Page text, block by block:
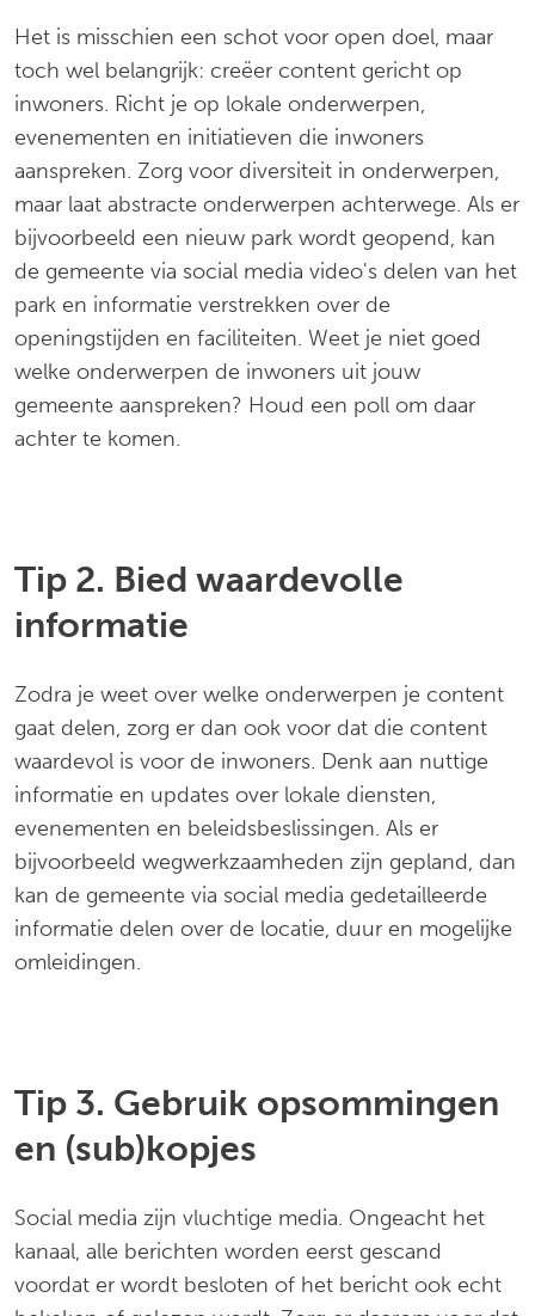
Het is misschien een schot voor open doel, maar
toch wel belangrijk: creëer content gericht op
inwoners. Richt je op lokale onderwerpen,
evenementen en initiatieven die inwoners
aanspreken. Zorg voor diversiteit in onderwerpen,
maar laat abstracte onderwerpen achterwege. Als er
bijvoorbeeld een nieuw park wordt geopend, kan
de gemeente via social media video's delen van het
park en informatie verstrekken over de
openingstijden en faciliteiten. Weet je niet goed
welke onderwerpen de inwoners uit jouw
gemeente aanspreken? Houd een poll om daar
achter te komen.
Tip 2. Bied waardevolle
informatie
Zodra je weet over welke onderwerpen je content
gaat delen, zorg er dan ook voor dat die content
waardevol is voor de inwoners. Denk aan nuttige
informatie en updates over lokale diensten,
evenementen en beleidsbeslissingen. Als er
bijvoorbeeld wegwerkzaamheden zijn gepland, dan
kan de gemeente via social media gedetailleerde
informatie delen over de locatie, duur en mogelijke
omleidingen.
Tip 3. Gebruik opsommingen
en (sub)kopjes
Social media zijn vluchtige media. Ongeacht het
kanaal, alle berichten worden eerst gescand
voordat er wordt besloten of het bericht ook echt